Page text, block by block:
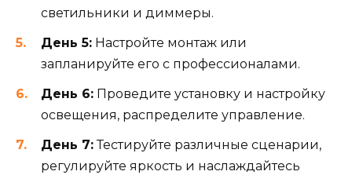
светильники и диммеры.
День 5: Настройте монтаж или
запланируйте его с профессионалами.
День 6: Проведите установку и настройку
освещения, распределите управление.
День 7:Тестируйте различные сценарии,
регулируйте яркость и наслаждайтесь